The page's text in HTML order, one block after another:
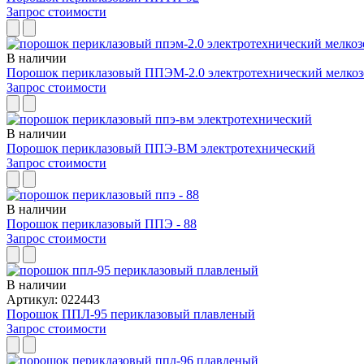
Запрос стоимости
В наличии
Порошок периклазовый ППЭМ-2.0 электротехнический
Запрос стоимости
В наличии
Порошок периклазовый ППЭ-ВМ электротехнический
Запрос стоимости
В наличии
Порошок периклазовый ППЭ - 88
Запрос стоимости
В наличии
Артикул: 022443
Порошок ППЛ-95 периклазовый плавленый
Запрос стоимости